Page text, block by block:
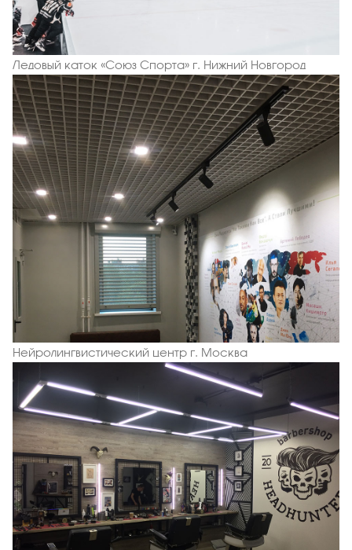
Ледовый каток «Союз Спорта» г. Нижний Новгород
Нейролингвистический центр г. Москва